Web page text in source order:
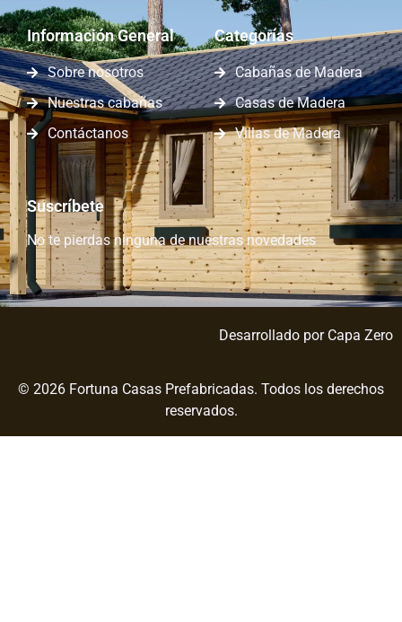
Información General
Sobre nosotros
Nuestras cabañas
Contáctanos
Categorías
Cabañas de Madera
Casas de Madera
Villas de Madera
Suscríbete
No te pierdas ninguna de nuestras novedades
© 2026 Fortuna Casas Prefabricadas. Todos los derechos
reservados.
Desarrollado por Capa Zero